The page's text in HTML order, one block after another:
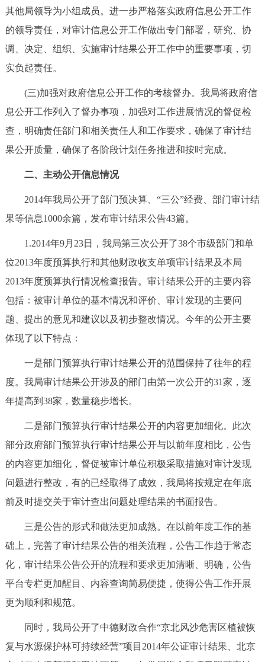
DEUTSCH FRANÇAIS РУССКИЙ ЯЗЫК
ESPAÑOL
其他局领导为小组成员。进一步严格落实政府信息公开工作
的领导责任，对审计信息公开工作做出专门部署，研究、协
调、决定、组织、实施审计结果公开工作中的重要事项，切
实负起责任。
(三)加强对政府信息公开工作的考核督办。我局将政府信
息公开工作列入了督办事项，加强对工作进展情况的督促检
查，明确责任部门和相关责任人和工作要求，确保了审计结
果公开质量，确保了各阶段计划任务推进和按时完成。
二、主动公开信息情况
2014年我局公开了部门预决算、“三公”经费、部门审计结
果等信息1000余篇，发布审计结果公告43篇。
1.2014年9月23日，我局第三次公开了38个市级部门和单
位2013年度预算执行和其他财政收支单项审计结果及本局
2013年度预算执行情况检查报告。审计结果公开的主要内容
包括：被审计单位的基本情况和评价、审计发现的主要问
题、提出的意见和建议以及初步整改情况。今年的公开主要
体现了以下特点：
一是部门预算执行审计结果公开的范围保持了往年的程
度。我局审计结果公开涉及的部门由第一次公开的31家，逐
年提高到38家，数量稳步增长。
二是部门预算执行审计结果公开的内容更加细化。此次
部分政府部门预算执行审计结果公开与以前年度相比，公告
的内容更加细化，督促被审计单位积极采取措施对审计发现
问题进行整改，有的已经取得了成效，我局将按规定在年底
前及时提交关于审计查出问题处理结果的书面报告。
三是公告的形式和做法更加成熟。在以前年度工作的基
础上，完善了审计结果公告的相关流程，公告工作趋于常态
化，审计结果公告公开的流程和要求更加清晰、明确，公告
平台专栏更加醒目、内容查询简易便捷，使得公告工作开展
更为顺利和规范。
同时，我局公开了中德财政合作“京北风沙危害区植被恢
复与水源保护林可持续经营”项目2014年公证审计结果、北京